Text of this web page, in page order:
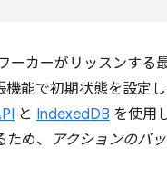
ーカーがリッスンする
機能で初期状態を設定
と IndexedDB を使用
め、
アクションのバ